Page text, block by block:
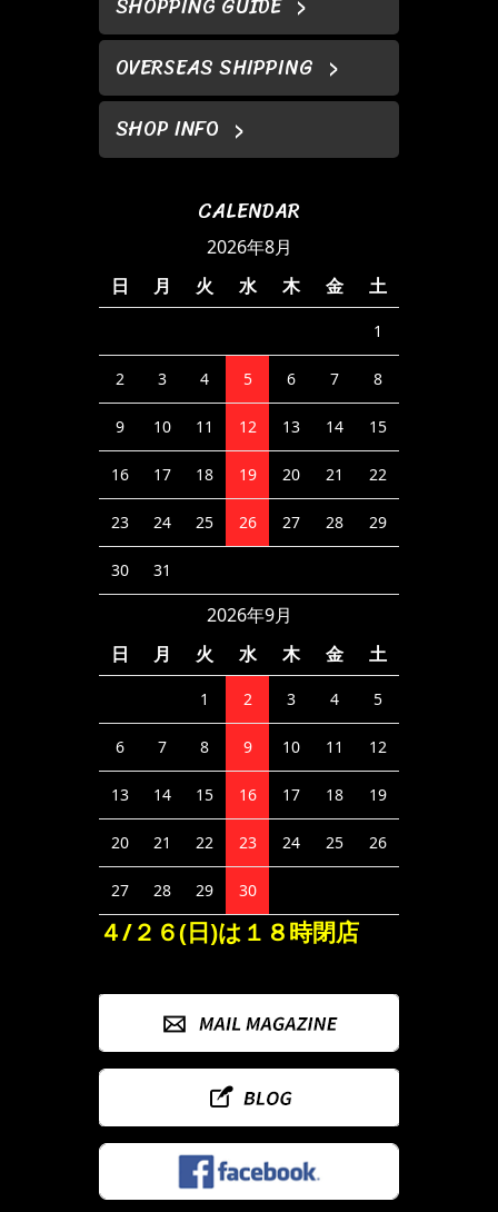
OVERSEAS SHIPPING
SHOP INFO
CALENDAR
2026年8月
日
月 火 水 木 金 土
1
2 3 4 5 6 7 8
9 10 11 12 13 14 15
16 17 18 19 20 21 22
23 24 25 26 27 28 29
30 31
2026年9月
日
月 火 水 木 金 土
1 2 3 4 5
6 7 8 9 10 11 12
13 14 15 16 17 18 19
20 21 22 23 24 25 26
27 28 29 30
４/２６(日)は１８時閉店